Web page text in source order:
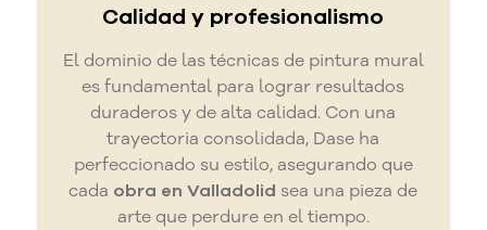
Calidad y profesionalismo
El dominio de las técnicas de pintura mural
es fundamental para lograr resultados
duraderos y de alta calidad. Con una
trayectoria consolidada, Dase ha
perfeccionado su estilo, asegurando que
cada obra en Valladolid sea una pieza de
arte que perdure en el tiempo.